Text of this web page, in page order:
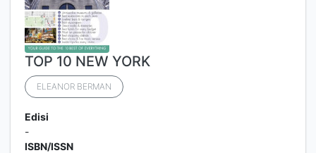
TOP 10 NEW YORK
ELEANOR BERMAN
Edisi
-
ISBN/ISSN